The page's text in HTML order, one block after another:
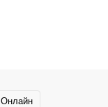
Онлайн